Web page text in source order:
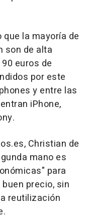
la mayoría de
son de alta
euros de
por este
y entre las
iPhone,
Christian de
mano es
para
precio, sin
reutilización